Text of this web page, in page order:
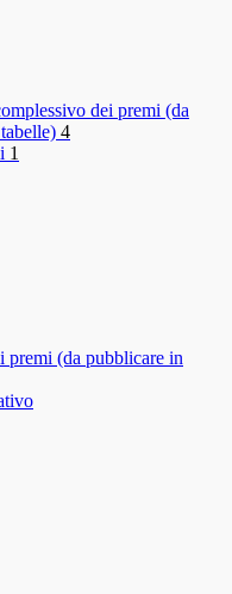
dei premi (da
4
1
premi (da pubblicare in